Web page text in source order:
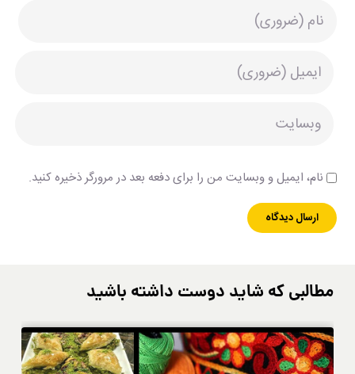
نام، ایمیل و وبسایت من را برای دفعه بعد در مرورگر ذخیره کنید.
مطالبی که شاید دوست داشته باشید